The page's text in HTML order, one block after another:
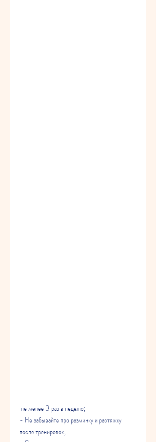
не менее 3 раз в неделю;
- Не забывайте про разминку и растяжку
после тренировок;